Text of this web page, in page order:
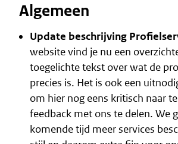
Algemeen
Update beschrijving
website vind je nu een
toegelichte tekst overwat de
precies is. Het is ook een
om hier nog eens kritisch naar
feedback met ons te delen. We
komende tijd meer services